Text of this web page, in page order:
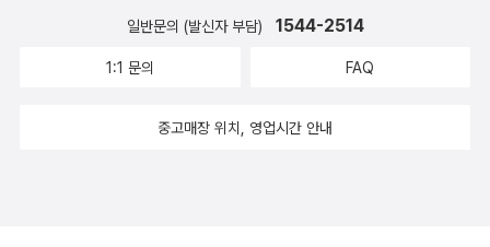
으로, 쿠팡, 자라, 포에버21 등 물류와 관련한 기업을 톺아본다. 생존
고사는 한국의 길이 녹록지 않음을 일깨워준다. 하지만 언제나 길은
를 열어주기도 한다. 척박한 땅 홋카이도에 있는 기업들은 어떻게 성
일반문의 (발신자 부담) 1544-2514
1:1 문의 FAQ
중고매장 위치, 영업시간 안내